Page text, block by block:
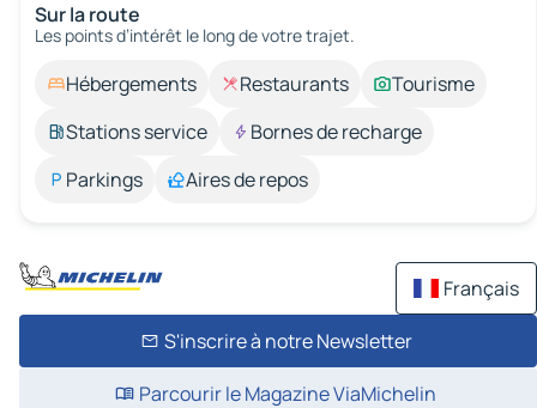
Sur la route
Les points d’intérêt le long de votre trajet.
Hébergements Restaurants
Tourisme
Stations service
Bornes de recharge
Parkings
Aires de repos
Français
S'inscrire à notre Newsletter
Parcourir le Magazine ViaMichelin